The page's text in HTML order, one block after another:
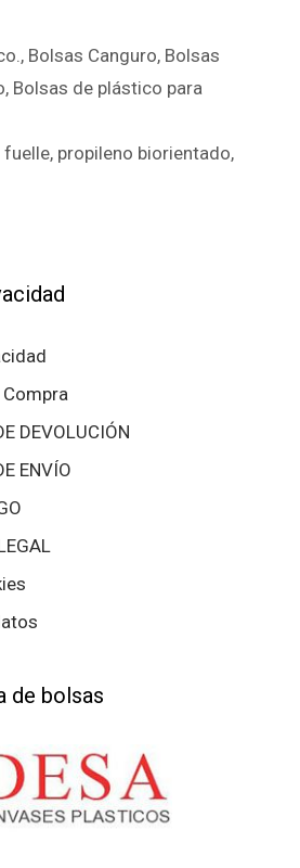
, Bolsas Canguro, Bolsas
, Bolsas de plástico para
fuelle, propileno biorientado,
DEVOLUCIÓN
ENVÍO
de bolsas